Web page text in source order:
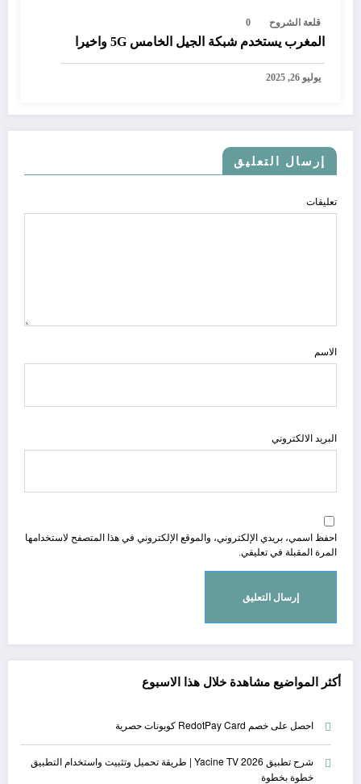
قلعة الشروح 0
المغرب يستخدم شبكة الجيل الخامس 5G واخيرا
يوليو 26, 2025
إرسال التعليق
تعليقات
الاسم
البريد الالكتروني
احفظ اسمي، بريدي الإلكتروني، والموقع الإلكتروني في هذا المتصفح لاستخدامها
المرة المقبلة في تعليقي.
أكثر المواضيع مشاهدة خلال هذا الاسبوع
احصل على خصم RedotPay Card كوبونات حصرية
شرح تطبيق Yacine TV 2026 | طريقة تحميل وتثبيت واستخدام التطبيق
خطوة بخطوة